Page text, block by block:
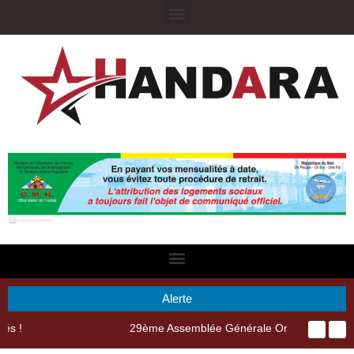
Alerte
29ème Assemblée Générale Ordinaire de l’Union Nyèsigiso : L’encours total des dépôts des membres passé de 18 milliards en 2024 à 21 milliards en 2025